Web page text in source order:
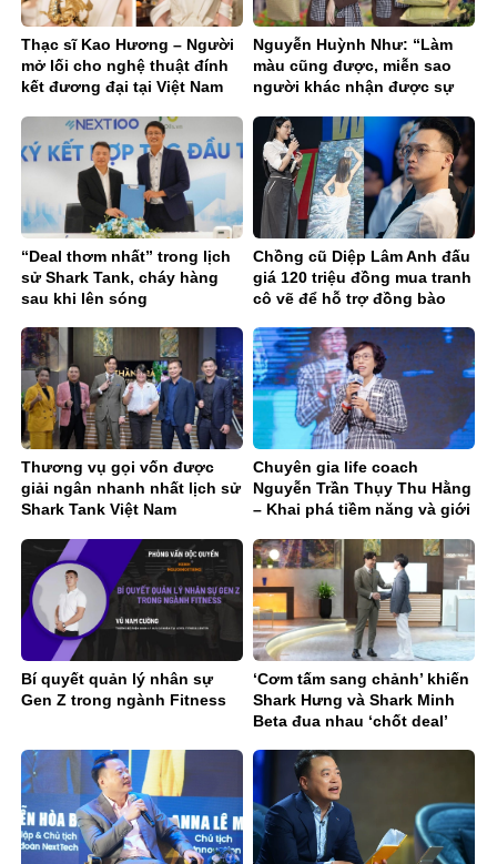
Thạc sĩ Kao Hương – Người
mở lối cho nghệ thuật đính
kết đương đại tại Việt Nam
Nguyễn Huỳnh Như: “Làm
màu cũng được, miễn sao
người khác nhận được sự
“Deal thơm nhất” trong lịch
sử Shark Tank, cháy hàng
sau khi lên sóng
Chồng cũ Diệp Lâm Anh đấu
giá 120 triệu đồng mua tranh
cô vẽ để hỗ trợ đồng bào
Thương vụ gọi vốn được
giải ngân nhanh nhất lịch sử
Shark Tank Việt Nam
Chuyên gia life coach
Nguyễn Trần Thụy Thu Hằng
– Khai phá tiềm năng và giới
Bí quyết quản lý nhân sự
Gen Z trong ngành Fitness
‘Cơm tấm sang chảnh’ khiến
Shark Hưng và Shark Minh
Beta đua nhau ‘chốt deal’